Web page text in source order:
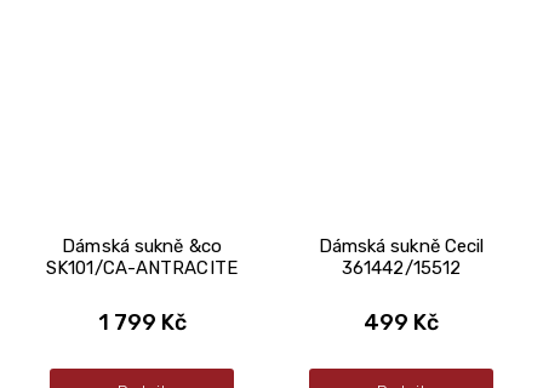
Dámská sukně &co
SK101/CA-ANTRACITE
1 799 Kč
Dámská sukně Cecil
361442/15512
499 Kč